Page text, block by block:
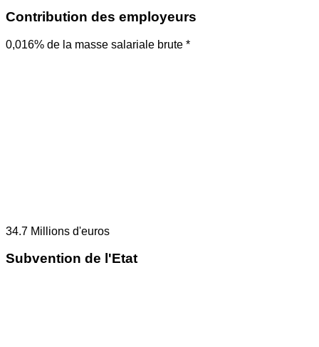
Contribution des employeurs
0,016% de la masse salariale brute *
34.7 Millions d'euros
Subvention de l'Etat